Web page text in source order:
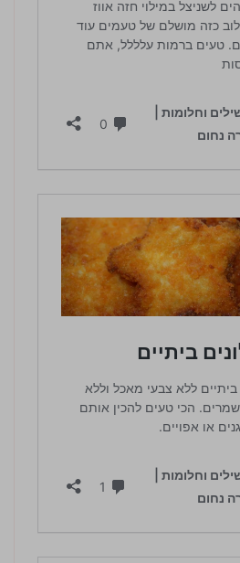
4 / 5 | 101 מדרגים